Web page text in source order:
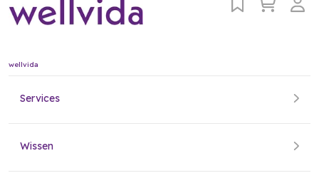
wellvida
Services
Wissen